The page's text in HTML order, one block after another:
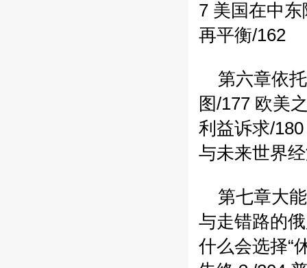
7 美国在中
再平衡/162
第六章依
图/177 欧美
利益诉求/180
与未来世界
第七章大
与走错路的
什么会选择“